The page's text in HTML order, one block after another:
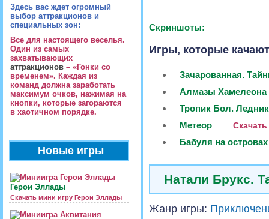
Здесь вас ждет огромный
выбор аттракционов и
специальных зон:
Все для настоящего веселья.
Один из самых
захватывающих
аттракционов – «Гонки со
временем». Каждая из
команд должна заработать
максимум очков, нажимая на
кнопки, которые загораются
в хаотичном порядке.
Новые игры
Герои Эллады
Скачать мини игру Герои Эллады
Скриншоты:
Игры, которые
Зачарованная.
Алмазы Хамелеона
Тропик Бол.
Метеор
Бабуля на островах
Натали Брукс.
Жанр игры: